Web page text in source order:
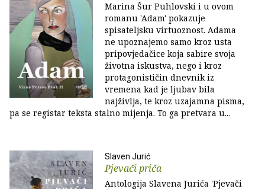
Marina Šur Puhlovski i u ovom
romanu 'Adam' pokazuje
spisateljsku virtuoznost. Adama
ne upoznajemo samo kroz usta
pripovjedačice koja sabire svoja
životna iskustva, nego i kroz
protagonističin dnevnik iz
vremena kad je ljubav bila
najživlja, te kroz uzajamna pisma,
pa se registar teksta stalno mijenja. To ga pretvara u...
Slaven Jurić
Pjevači priča
Antologija Slavena Jurića 'Pjevači